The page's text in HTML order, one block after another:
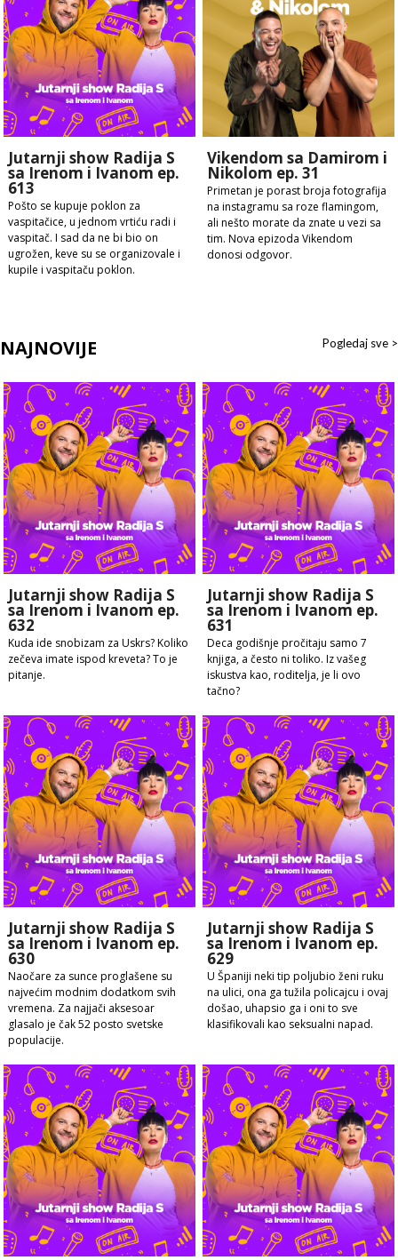
Jutarnji show Radija S
sa Irenom i Ivanom ep.
613
Pošto se kupuje poklon za
vaspitačice, u jednom vrtiću radi i
vaspitač. I sad da ne bi bio on
ugrožen, keve su se organizovale i
kupile i vaspitaču poklon.
Vikendom sa Damirom i
Nikolom ep. 31
Primetan je porast broja fotografija
na instagramu sa roze flamingom,
ali nešto morate da znate u vezi sa
tim. Nova epizoda Vikendom
donosi odgovor.
NAJNOVIJE Pogledaj sve >
Jutarnji show Radija S
sa Irenom i Ivanom ep.
632
Kuda ide snobizam za Uskrs? Koliko
zečeva imate ispod kreveta? To je
pitanje.
Jutarnji show Radija S
sa Irenom i Ivanom ep.
631
Deca godišnje pročitaju samo 7
knjiga, a često ni toliko. Iz vašeg
iskustva kao, roditelja, je li ovo
tačno?
Jutarnji show Radija S
sa Irenom i Ivanom ep.
630
Naočare za sunce proglašene su
najvećim modnim dodatkom svih
vremena. Za najjači aksesoar
glasalo je čak 52 posto svetske
populacije.
Jutarnji show Radija S
sa Irenom i Ivanom ep.
629
U Španiji neki tip poljubio ženi ruku
na ulici, ona ga tužila policajcu i ovaj
došao, uhapsio ga i oni to sve
klasifikovali kao seksualni napad.